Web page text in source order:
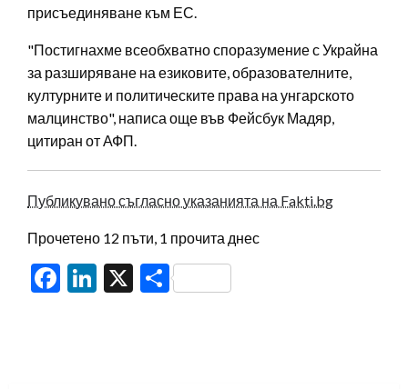
присъединяване към ЕС.
"Постигнахме всеобхватно споразумение с Украйна
за разширяване на езиковите, образователните,
културните и политическите права на унгарското
малцинство", написа още във Фейсбук Мадяр,
цитиран от АФП.
Публикувано съгласно указанията на Fakti.bg
Прочетено 12 пъти, 1 прочита днес
Facebook
LinkedIn
X Share